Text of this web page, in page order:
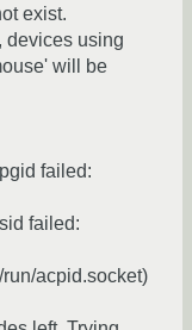
exist.
devices using
will be
failed:
failed:
acpid.socket)